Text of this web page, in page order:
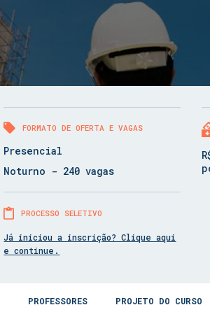
FORMATO DE OFERTA E VAGAS
Presencial
Noturno - 240 vagas
PROCESSO SELETIVO
Já iniciou a inscrição? Clique aqui
e continue.
PROFESSORES PROJETO DO CURSO